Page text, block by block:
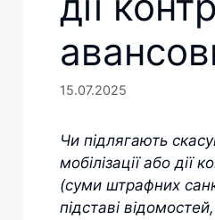
15.07.2025
Чи підлягають
мобілізації або дії
(суми штрафних
підставі